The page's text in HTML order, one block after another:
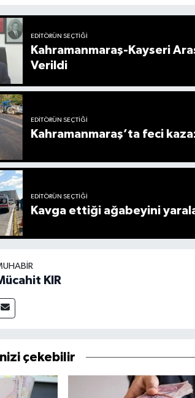
EDITÖRÜN SEÇTIĞI
Kahramanmaraş-Kayseri
Verildi
EDITÖRÜN SEÇTIĞI
Kahramanmaraş’ta feci
EDITÖRÜN SEÇTIĞI
Kavga ettiği ağabeyini
KIR
çekebilir